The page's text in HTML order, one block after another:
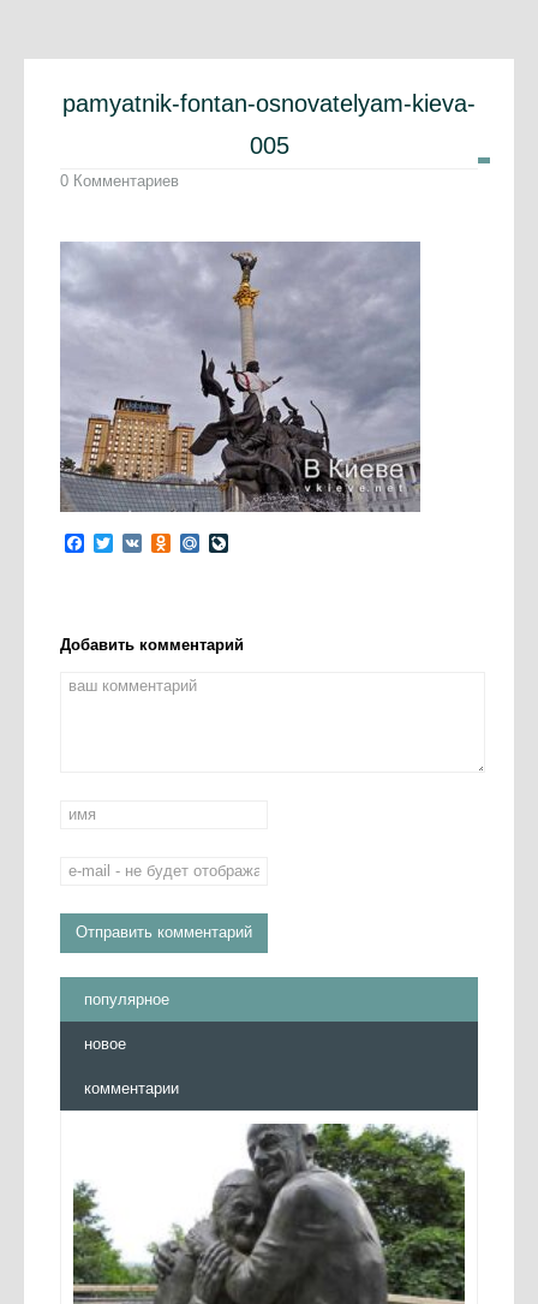
pamyatnik-fontan-osnovatelyam-kieva-
005
0 Комментариев
Facebook
Twitter
VK Odnoklassniki
Mail.Ru
Добавить комментарий
популярное
новое
комментарии